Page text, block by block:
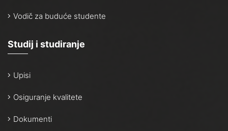
Vodič za buduće studente
Studij i studiranje
Upisi
Osiguranje kvalitete
Dokumenti